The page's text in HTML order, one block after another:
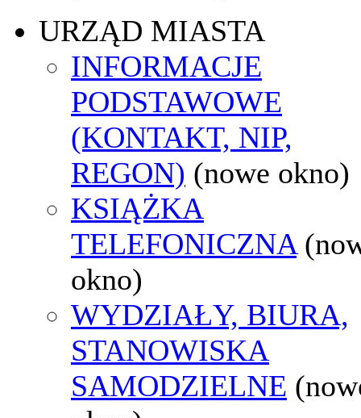
URZĄD MIASTA
INFORMACJE
PODSTAWOWE
(KONTAKT, NIP,
REGON) (nowe okno)
KSIĄŻKA
TELEFONICZNA
okno)
WYDZIAŁY, BIURA,
STANOWISKA
SAMODZIELNE